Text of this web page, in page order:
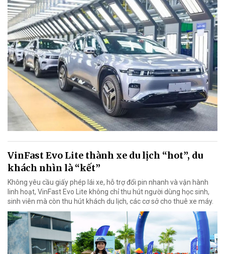
VinFast Evo Lite thành xe du lịch “hot”, du
khách nhìn là “kết”
Không yêu cầu giấy phép lái xe, hỗ trợ đổi pin nhanh và vận hành
linh hoạt, VinFast Evo Lite không chỉ thu hút người dùng học sinh,
sinh viên mà còn thu hút khách du lịch, các cơ sở cho thuê xe máy.